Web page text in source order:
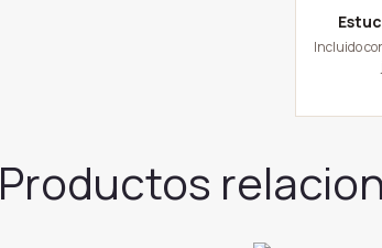
Incluido
Productos